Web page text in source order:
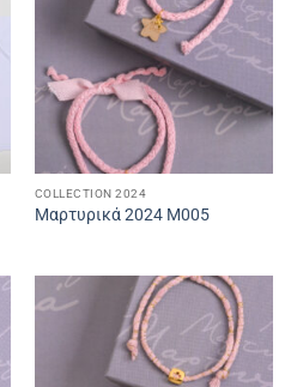
COLLECTION 2024
Μαρτυρικά 2024 M005